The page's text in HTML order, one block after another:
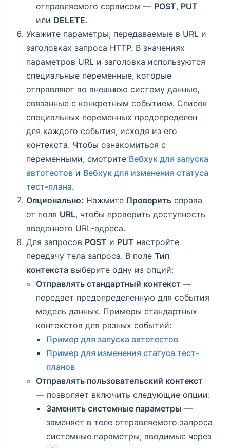
отправляемого сервисом — POST, PUT
или DELETE.
Укажите параметры, передаваемые в URL и
заголовках запроса HTTP. В значениях
параметров URL и заголовка используются
специальные переменные, которые
отправляют во внешнюю систему данные,
связанные с конкретным событием. Список
специальных переменных предопределен
для каждого события, исходя из его
контекста. Чтобы ознакомиться с
переменными, смотрите Вебхук для запуска
автотестов и Вебхук для изменения статуса
тест-плана.
Опционально: Нажмите Проверить справа
от поля URL, чтобы проверить доступность
введенного URL-адреса.
Для запросов POST и PUT настройте
передачу тела запроса. В полеТип
контекста выберите одну из опций:
Отправлять стандартный контекст —
передает предопределенную для события
модель данных. Примеры стандартных
контекстов для разных событий:
Пример для запуска автотестов
Пример для изменения статуса тест-
планов
Отправлять пользовательский контекст
— позволяет включить следующие опции:
Заменить системные параметры —
заменяет в теле отправляемого запроса
системные параметры, вводимые через